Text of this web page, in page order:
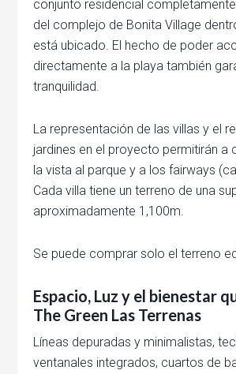
conjunto residencial
del complejo de Bonita Village
está ubicado. El hecho de poder
directamente a la playa también
tranquilidad.
La representación de las villas y el
jardines en el proyecto permitirán a
la vista al parque y a los fairways
Cada villa tiene un terreno de una
aproximadamente 1,100m.
Se puede comprar solo el terreno
Espacio, Luz y el bienestar
The Green Las Terrenas
Líneas depuradas y minimalistas,
ventanales integrados, cuartos de